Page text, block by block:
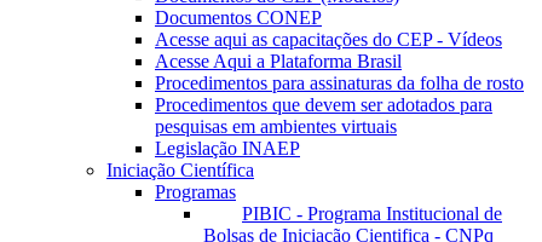
Documentos CONEP
Acesse aqui as capacitações do CEP - Vídeos
Acesse Aqui a Plataforma Brasil
Procedimentos para assinaturas da folha de rosto
Procedimentos que devem ser adotados para
pesquisas em ambientes virtuais
Legislação INAEP
Iniciação Científica
Programas
PIBIC - Programa Institucional de
Bolsas de Iniciação Cientifica - CNPq